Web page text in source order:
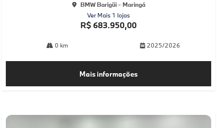
BMW Barigüi - Maringá
Ver Mais 1 lojas
R$ 683.950,00
0 km 2025/2026
Mais informações